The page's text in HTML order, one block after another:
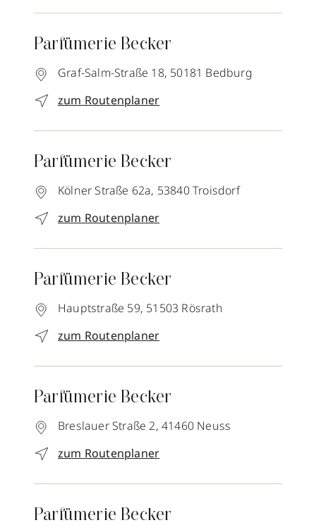
Parfümerie Becker
Graf-Salm-Straße 18, 50181 Bedburg
zum Routenplaner
Parfümerie Becker
Kölner Straße 62a, 53840Troisdorf
zum Routenplaner
Parfümerie Becker
Hauptstraße 59, 51503 Rösrath
zum Routenplaner
Parfümerie Becker
Breslauer Straße 2, 41460 Neuss
zum Routenplaner
Parfümerie Becker